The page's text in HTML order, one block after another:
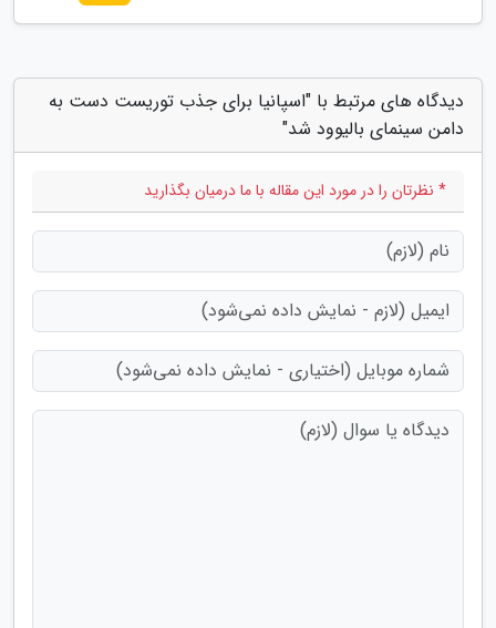
دیدگاه های مرتبط با "اسپانیا برای جذب توریست دست به
دامن سینمای بالیوود شد"
* نظرتان را در مورد این مقاله با ما درمیان بگذارید